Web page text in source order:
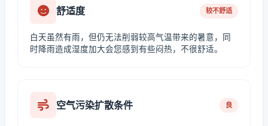
舒适度 较不舒适
白天虽然有雨，但仍无法削弱较高气温带来的暑意，同
时降雨造成湿度加大会您感到有些闷热，不很舒适。
空气污染扩散条件 良